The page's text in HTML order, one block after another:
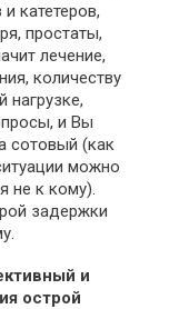
катетеров,
простаты,
лечение,
количеству
нагрузке,
и Вы
сотовый (как
можно
не к кому).
задержки
и
острой